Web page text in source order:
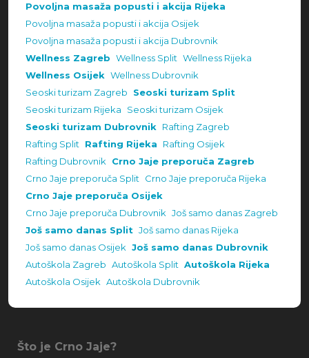
Povoljna masaža popusti i akcija Rijeka
Povoljna masaža popusti i akcija Osijek
Povoljna masaža popusti i akcija Dubrovnik
Wellness Zagreb Wellness Split Wellness Rijeka
Wellness Osijek Wellness Dubrovnik
Seoski turizam Zagreb
Seoski turizam Split
Seoski turizam Rijeka
Seoski turizam Osijek
Seoski turizam Dubrovnik Rafting Zagreb
Rafting Split Rafting Rijeka
Rafting Osijek
Rafting Dubrovnik Crno Jaje preporuča Zagreb
Crno Jaje preporuča Split Crno Jaje preporuča Rijeka
Crno Jaje preporuča Osijek
Crno Jaje preporuča Dubrovnik Još samo danas Zagreb
Još samo danas Split Još samo danas Rijeka
Još samo danas Osijek Još samo danas Dubrovnik
Autoškola Zagreb Autoškola Split Autoškola Rijeka
Autoškola Osijek Autoškola Dubrovnik
Što je Crno Jaje?